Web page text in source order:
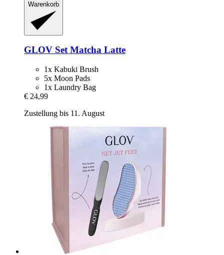
Warenkorb
GLOV Set Matcha Latte
1x Kabuki Brush
5x Moon Pads
1x Laundry Bag
€ 24,99
Zustellung bis 11. August